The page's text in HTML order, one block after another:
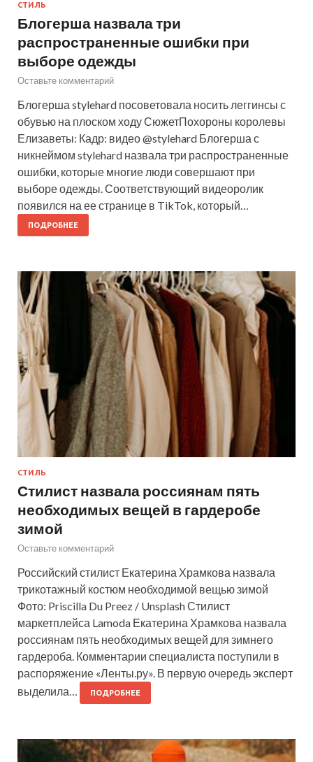
СТИЛЬ
Блогерша назвала три
распространенные ошибки при
выборе одежды
Оставьте комментарий
Блогерша stylehard посоветовала носить леггинсы с
обувью на плоском ходу СюжетПохороны королевы
Елизаветы: Кадр: видео @stylehard Блогерша с
никнеймом stylehard назвала три распространенные
ошибки, которые многие люди совершают при
выборе одежды. Соответствующий видеоролик
появился на ее странице в TikTok, который…
ПОДРОБНЕЕ
СТИЛЬ
Стилист назвала россиянам пять
необходимых вещей в гардеробе
зимой
Оставьте комментарий
Российский стилист Екатерина Храмкова назвала
трикотажный костюм необходимой вещью зимой
Фото: Priscilla Du Preez / Unsplash Стилист
маркетплейса Lamoda Екатерина Храмкова назвала
россиянам пять необходимых вещей для зимнего
гардероба. Комментарии специалиста поступили в
распоряжение «Ленты.ру». В первую очередь эксперт
выделила…
ПОДРОБНЕЕ